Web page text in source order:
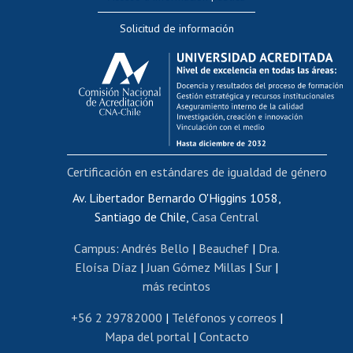
Evaluación docente
Calificación académica
Postulación al AUCAI
Funcionarias/os
Cursos internos de capacitación
Bienestar del personal
Portal de movilidad interna
Certificado de renta
Certificado de renta honorarios
Editar páginas blancas
Extranjeras/os
Revalidación y reconocimiento de títulos
Postulación al Programa de Movilidad Estudiantil
Solicitud de información
Av. Libertador Bernardo O'Higgins 1058,
Santiago de Chile, Casa Central
Campus: Andrés Bello | Beauchef| Dra.
Eloísa Díaz | Juan Gómez Millas | Sur |
más recintos
+56 2 29782000 | Teléfonos y correos |
Mapa del portal| Contacto
Certificación en estándares de igualdad de género